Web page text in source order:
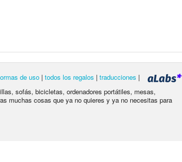
de uso | todos los regalos | traducciones |
sofás, bicicletas, ordenadores portátiles, mesas,
muchas cosas que ya no quieres y ya no necesitas para